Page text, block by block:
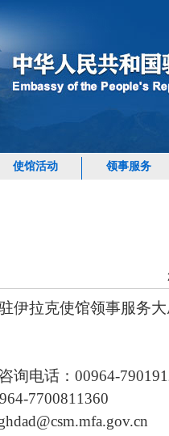
使馆活动 领事服务
伊拉克使馆领事服务
询电话：00964-
7700811360